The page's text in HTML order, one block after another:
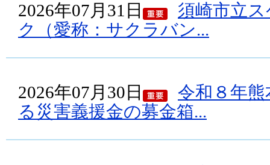
2026年07月31日
須崎市立
ク（愛称：サクラバン...
2026年07月30日
令和８年
る災害義援金の募金箱...